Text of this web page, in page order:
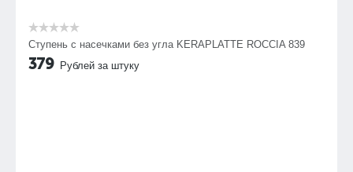
Ступень с насечками без угла KERAPLATTE ROCCIA 839
379 Рублей за штуку